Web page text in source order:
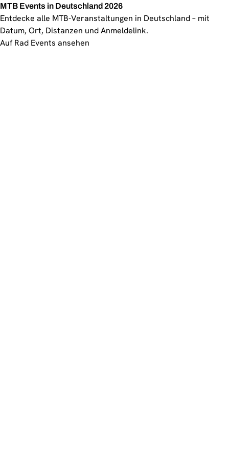
MTB Events in Deutschland 2026
Entdecke alle MTB-Veranstaltungen in Deutschland – mit
Datum, Ort, Distanzen und Anmeldelink.
Auf Rad Events ansehen